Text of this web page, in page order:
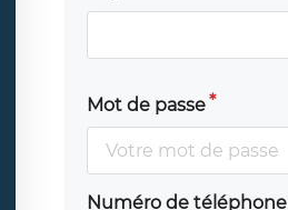
Mot de passe
Numéro de téléphone